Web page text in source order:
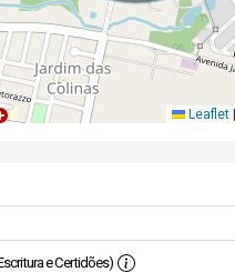
Leaflet
e Certidões)